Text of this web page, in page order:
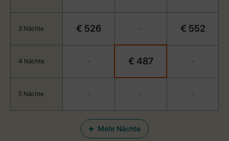
Mehr Nächte
3 Nächte € 526 - € 552
4 Nächte - € 487 -
5 Nächte - - -